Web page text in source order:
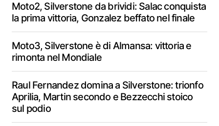
Moto2, Silverstone da brividi: Salac conquista
la prima vittoria, Gonzalez beffato nel finale
Moto3, Silverstone è di Almansa: vittoria e
rimonta nel Mondiale
Raul Fernandez domina a Silverstone: trionfo
Aprilia, Martin secondo e Bezzecchi stoico
sul podio